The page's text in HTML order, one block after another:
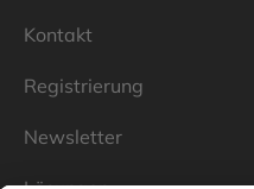
Kontakt
Registrierung
Newsletter